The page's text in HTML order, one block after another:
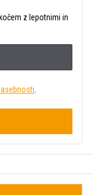
z lepotnimi in